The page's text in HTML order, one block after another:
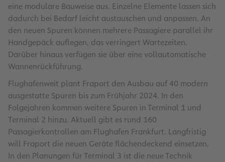
eine modulare Bauweise aus. Einzelne Elemente lassen sich
dadurch bei Bedarf leicht austauschen und anpassen. An
den neuen Spuren können mehrere Passagiere parallel ihr
Handgepäck auflegen, das verringert Wartezeiten.
Darüber hinaus verfügen sie über eine vollautomatische
Wannenrückführung.
Flughafenweit plant Fraport den Ausbau auf 40 modern
ausgestatte Spuren bis zum Frühjahr 2024. In den
Folgejahren kommen weitere Spuren in Terminal 1 und
Terminal 2 hinzu. Aktuell gibt es rund 160
Passagierkontrollen am Flughafen Frankfurt. Langfristig
will Fraport die neuen Geräte flächendeckend einsetzen.
In den Planungen für Terminal 3 ist die neue Technik